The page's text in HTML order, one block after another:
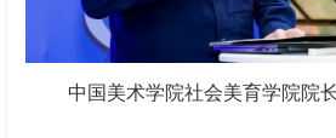
中国美术学院社会美育学院院